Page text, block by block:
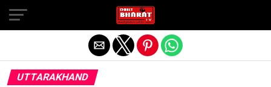
UTTARAKHAND
Exit mobile version